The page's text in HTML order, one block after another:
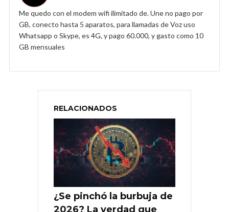
Me quedo con el modem wifi ilimitado de. Une no pago por
GB, conecto hasta 5 aparatos, para llamadas de Voz uso
Whatsapp o Skype, es 4G, y pago 60.000, y gasto como 10
GB mensuales
RELACIONADOS
¿Se pinchó la burbuja de
2026? La verdad que